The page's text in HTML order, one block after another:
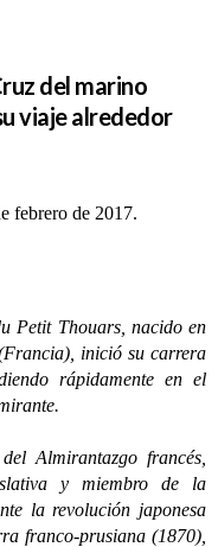
del marino
viaje alrededor
febrero de 2017.
Thouars, nacido en
inició su carrera
rápidamente en el
francés,
y miembro de la
la revolución japonesa
franco-prusiana (1870),